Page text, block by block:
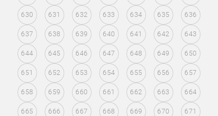
630 631 632 633 634 635 636
637 638 639 640 641 642 643
644 645 646 647 648 649 650
651 652 653 654 655 656 657
658 659 660 661 662 663 664
665 666 667 668 669 670 671